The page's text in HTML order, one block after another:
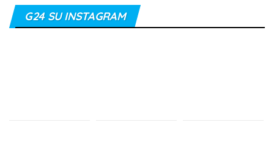
G24 SU INSTAGRAM